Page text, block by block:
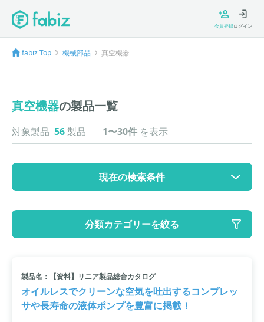
会員登録ログイン
fabiz Top 機械部品 真空機器
真空機器の製品一覧
対象製品 56 製品 1〜30件 を表示
現在の検索条件
大カテゴリ: 機械部品
すべて条件を取り消す
分類カテゴリーを絞る
製品名：【資料】リニア製品総合カタログ
オイルレスでクリーンな空気を吐出するコンプレッ
サや長寿命の液体ポンプを豊富に掲載！